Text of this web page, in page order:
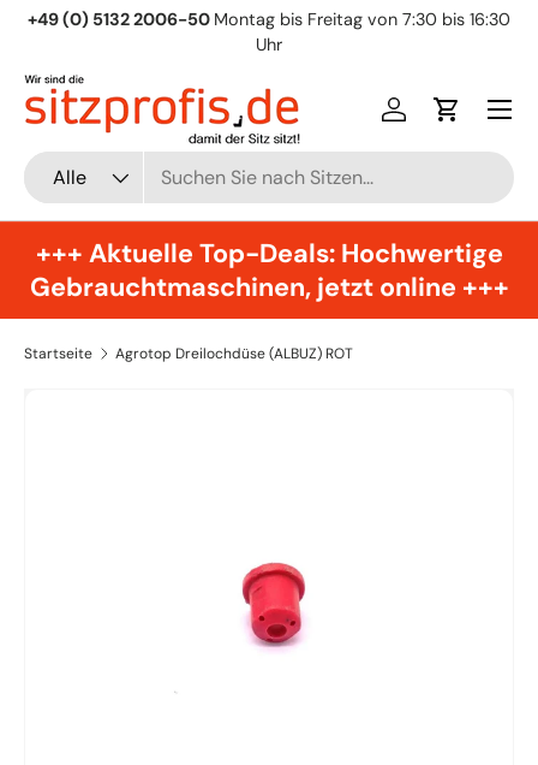
+49 (0) 5132 2006-50 Montag bis Freitag von 7:30 bis 16:30
Uhr
Suchen
Art
Alle
Einloggen
Menü
+++ Aktuelle Top-Deals: Hochwertige
Gebrauchtmaschinen, jetzt online +++
Startseite Agrotop Dreilochdüse (ALBUZ) ROT